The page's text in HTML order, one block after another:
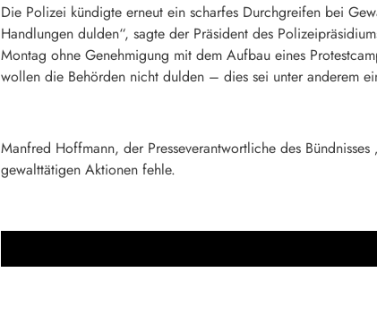
Die Polizei kündigte erneut ein scharfes Durchgreifen bei
Handlungen dulden“, sagte der Präsident des
Montag ohne Genehmigung mit dem Aufbau eines
wollen die Behörden nicht dulden – dies sei unter anderem
Manfred Hoffmann, der Presseverantwortliche des
gewalttätigen Aktionen fehle.